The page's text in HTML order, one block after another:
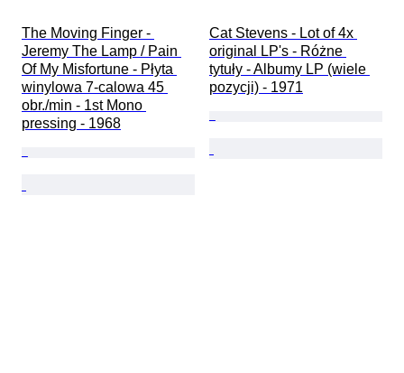
The Moving Finger -
Jeremy The Lamp / Pain
Of My Misfortune - Płyta
winylowa 7-calowa 45
obr./min - 1st Mono
pressing - 1968
Cat Stevens - Lot of 4x
original LP's - Różne
tytuły - Albumy LP (wiele
pozycji) - 1971